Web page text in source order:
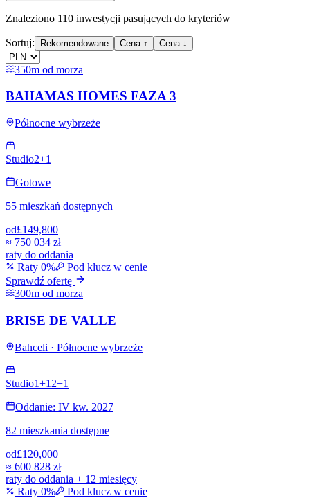
Znaleziono 110 inwestycji pasujących do kryteriów
Sortuj: Rekomendowane Cena ↑ Cena ↓
350m od morza
BAHAMAS HOMES FAZA 3
Północne wybrzeże
Studio2+1
Gotowe
55 mieszkań dostępnych
od£149,800
≈ 750 034 zł
raty do oddania
Raty 0%
Pod klucz w cenie
Sprawdź ofertę
300m od morza
BRISE DE VALLE
Bahceli · Północne wybrzeże
Studio1+1 2+1
Oddanie: IV kw. 2027
82 mieszkania dostępne
od£120,000
≈ 600 828 zł
raty do oddania + 12 miesięcy
Raty 0%
Pod klucz w cenie